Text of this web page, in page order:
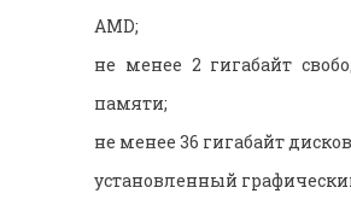
AMD;
не менее 2 гигабайт
памяти;
не менее 36 гигабайт
установленный